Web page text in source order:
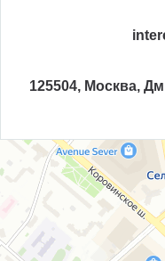
125504, Москва,